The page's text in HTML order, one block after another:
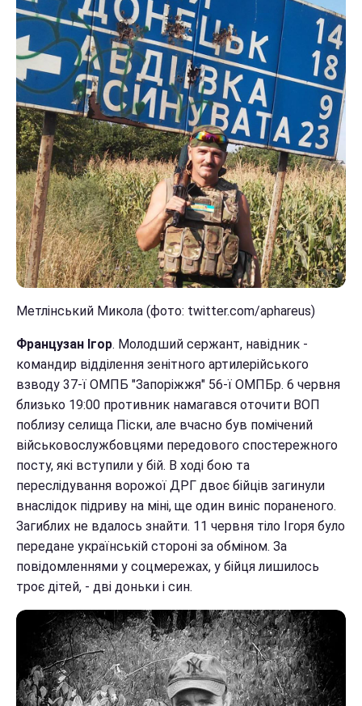
Метлінський Микола (фото: twitter.com/aphareus)
Французан Ігор. Молодший сержант, навідник -
командир відділення зенітного артилерійського
взводу 37-ї ОМПБ "Запоріжжя" 56-ї ОМПБр. 6 червня
близько 19:00 противник намагався оточити ВОП
поблизу селища Піски, але вчасно був помічений
військовослужбовцями передового спостережного
посту, які вступили у бій. В ході бою та
переслідування ворожої ДРГ двоє бійців загинули
внаслідок підриву на міні, ще один виніс пораненого.
Загиблих не вдалось знайти. 11 червня тіло Ігоря було
передане українській стороні за обміном. За
повідомленнями у соцмережах, у бійця лишилось
троє дітей, - дві доньки і син.